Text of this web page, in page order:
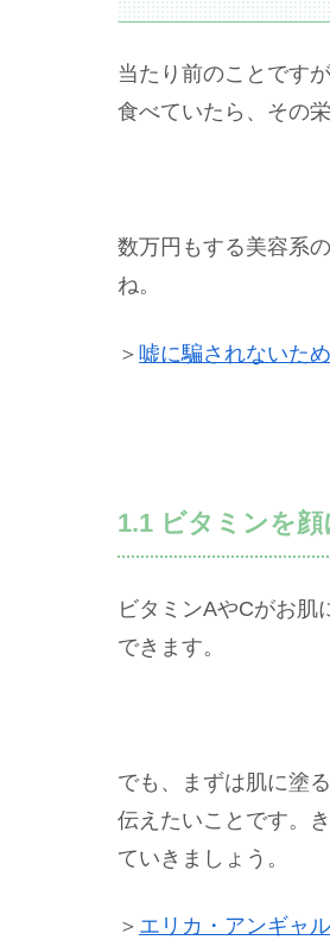
当たり前のことです
食べていたら、その
数万円もする美容系
ね。
＞ 嘘に騙されないた
1.1 ビタミンを
ビタミンAやCがお肌
できます。
でも、まずは肌に塗
伝えたいことです。
ていきましょう。
＞ エリカ・アンギャ